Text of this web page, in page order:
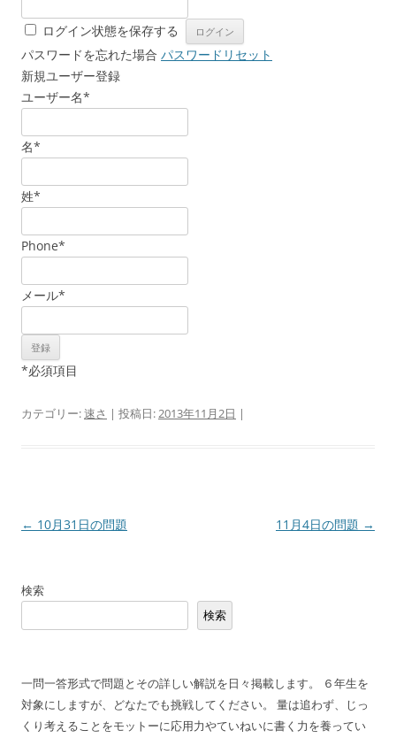
ログイン状態を保存する
パスワードを忘れた場合 パスワードリセット
新規ユーザー登録
ユーザー名*
名*
姓*
Phone*
メール*
*必須項目
カテゴリー:速さ | 投稿日:2013年11月2日 |
投
ビ
ョ
ン
← 10月31日の問題 11月4日の問題 →
検索
検索
一問一答形式で問題とその詳しい解説を日々掲載します。 ６年生を
対象にしますが、どなたでも挑戦してください。 量は追わず、じっ
くり考えることをモットーに応用力やていねいに書く力を養ってい